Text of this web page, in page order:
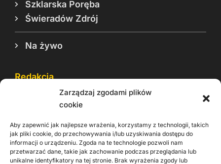
Zarządzaj zgodami plików
cookie
Aby zapewnić jak najlepsze wrażenia, korzystamy z technologii, takich
jak pliki cookie, do przechowywania i/lub uzyskiwania dostępu do
informacji o urządzeniu. Zgoda na te technologie pozwoli nam
przetwarzać dane, takie jak zachowanie podczas przeglądania lub
unikalne identyfikatory na tej stronie. Brak wyrażenia zgody lub
Szklarska Poręba
Świeradów Zdrój
Na żywo
Redakcja
Reklama
Rodo
Kontakt